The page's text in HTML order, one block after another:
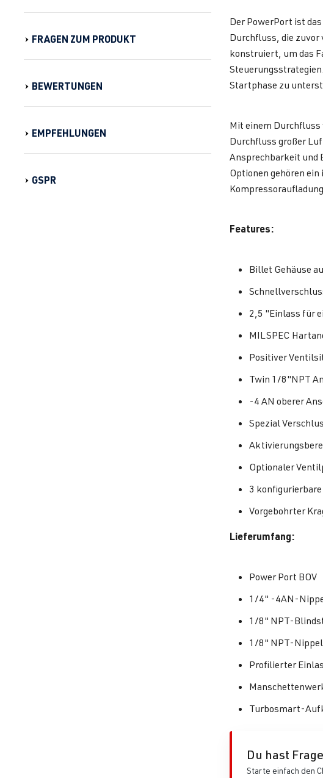
FRAGEN ZUM PRODUKT
BEWERTUNGEN
EMPFEHLUNGEN
GSPR
Der PowerPort ist
Durchfluss, die zuvor
konstruiert, um das
Startphase zu
Mit einem
Durchfluss großer
Ansprechbarkeit und
Optionen gehören
Features:
Billet Gehäuse
2,5 "Einlass für
MILSPEC
Positiver
Twin 1/8"NPT
-4 AN oberer
Spezial
Optionaler
3
Vorgebohrter
Lieferumfang:
Power Port BOV
1/4" -4AN-
1/8" NPT-
1/8" NPT-Nippel
Profilierter
Turbosmart-
Du hast
Starte einfach den